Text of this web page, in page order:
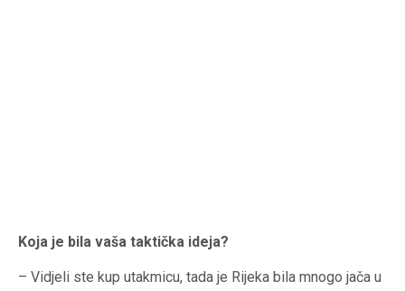
Koja je bila vaša taktička ideja?
– Vidjeli ste kup utakmicu, tada je Rijeka bila mnogo jača u